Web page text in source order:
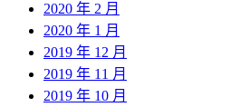
2020 年 2 月
2020 年 1 月
2019 年 12 月
2019 年 11 月
2019 年 10 月